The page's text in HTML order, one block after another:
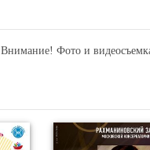
Внимание! Фото и